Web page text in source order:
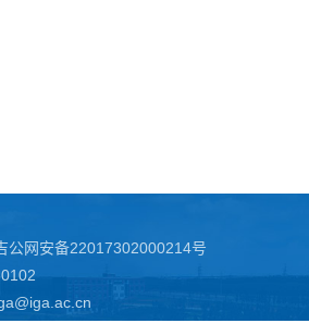
公网安备22017302000214号